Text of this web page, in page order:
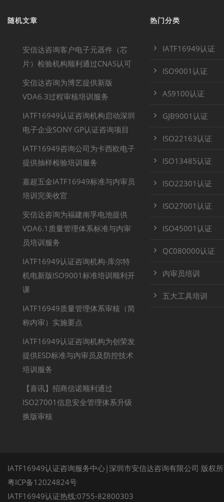
随机文章
安信达咨询客户电子元器件（芯
片）检验机构顺利通过CNAS认可
安信达咨询为博艺提供新版
VDA6.3过程审核培训服务
IATF16949认证咨询机构启动深圳
电子企业SONY GP认证咨询项目
IATF16949咨询公司为卡西欧电子
提供抽样检验培训服务
嘉超五金IATF16949标准与内审员
培训完美收官
安信达咨询为福建南孚电池提供
VDA6.1质量管理体系标准与内审
员培训服务
IATF16949认证咨询机构-库尔特
机电新版ISO9001标准培训顺利开
课
IATF16949质量管理体系审核（简
称内审）实施要点
IATF16949认证咨询机构为创荣发
提供ESD标准与内审员及防控技术
培训服务
【喜讯】招商信诺顺利通过
ISO27001信息安全管理体系升级
换版审核
热门分类
IATF16949认证
ISO9001认证
AS9100认证
GJB9001认证
ISO22163认证
ISO13485认证
ISO22301认证
ISO27001认证
ISO45001认证
QC080000认证
内审员培训
五大工具培训
IATF16949认证咨询服务中心|深圳市安信达咨询有限公司 版权
粤ICP备12024824号
IATF16949认证热线:0755-82800303